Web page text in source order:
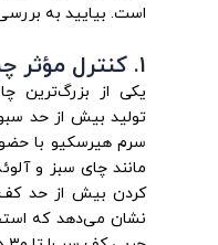
است. بیایید به
۱. کنترل مؤثر چربی کف سر
یکی از بزرگ‌ترین
تولید بیش از حد
سرم هیرسکیو با
مانند چای سبز و
کردن بیش از حد کف
نشان می‌دهد که